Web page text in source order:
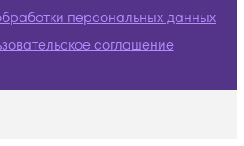
персональных данных
соглашение